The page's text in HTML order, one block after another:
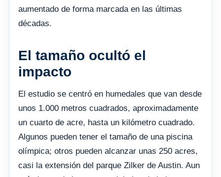
aumentado de forma marcada en las últimas
décadas.
El tamaño ocultó el
impacto
El estudio se centró en humedales que van desde
unos 1.000 metros cuadrados, aproximadamente
un cuarto de acre, hasta un kilómetro cuadrado.
Algunos pueden tener el tamaño de una piscina
olímpica; otros pueden alcanzar unas 250 acres,
casi la extensión del parque Zilker de Austin. Aun